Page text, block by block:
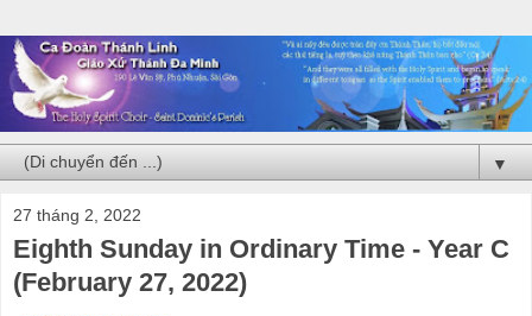
▼
27 tháng 2, 2022
Eighth Sunday in Ordinary Time - Year C
(February 27, 2022)